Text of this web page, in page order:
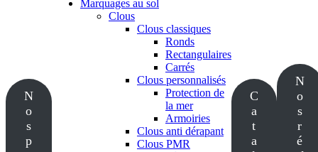
N
o
s
p
Marquages au sol
Clous
Clous classiques
Ronds
Rectangulaires
Carrés
Clous personnalisés
Protection de
la mer
Armoiries
Clous anti dérapant
Clous PMR
C
a
t
a
N
o
s
r
é